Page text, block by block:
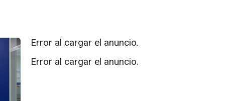
Error al cargar el anuncio.
Error al cargar el anuncio.